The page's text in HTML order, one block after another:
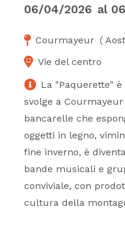
06/04/2026 al
Courmayeur (
Vie del centro
La "Paquerette"
svolge a
bancarelle che
oggetti in legno,
fine inverno, è
bande musicali e
conviviale, con
cultura della